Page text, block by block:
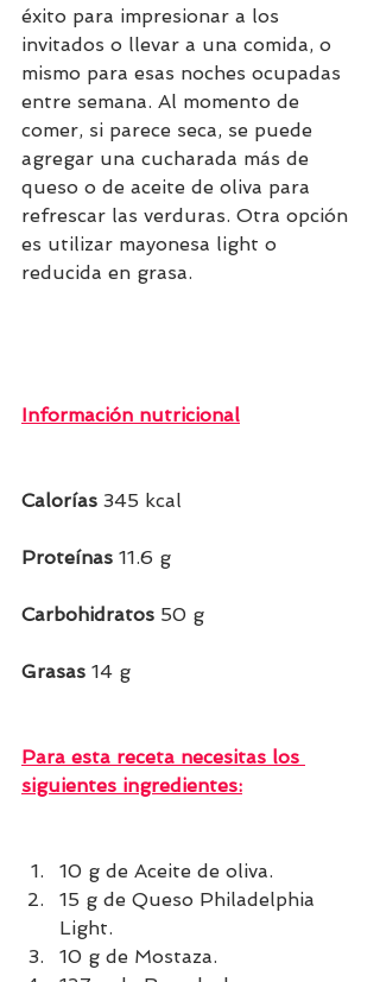
éxito para impresionar a los
invitados o llevar a una comida, o
mismo para esas noches ocupadas
entre semana. Al momento de
comer, si parece seca, se puede
agregar una cucharada más de
queso o de aceite de oliva para
refrescar las verduras. Otra opción
es utilizar mayonesa light o
reducida en grasa.
Información nutricional
Calorías 345 kcal
Proteínas 11.6 g
Carbohidratos 50 g
Grasas 14 g
Para esta receta necesitas los
siguientes ingredientes:
10 g de Aceite de oliva.
15 g de Queso Philadelphia
Light.
10 g de Mostaza.